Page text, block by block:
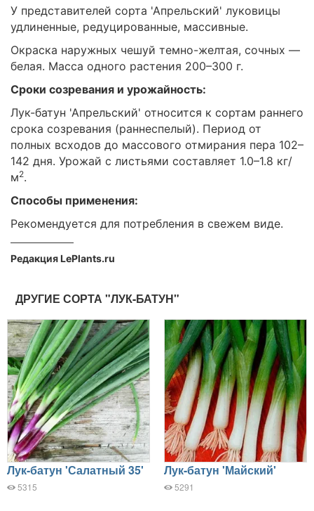
У представителей сорта 'Апрельский' луковицы
удлиненные, редуцированные, массивные.
Окраска наружных чешуй темно-желтая, сочных —
белая. Масса одного растения 200–300 г.
Сроки созревания и урожайность:
Лук-батун 'Апрельский' относится к сортам раннего
срока созревания (раннеспелый). Период от
полных всходов до массового отмирания пера 102–
142 дня. Урожай с листьями составляет 1.0–1.8 кг/
м2.
Способы применения:
Рекомендуется для потребления в свежем виде.
Редакция LePlants.ru
ДРУГИЕ СОРТА "ЛУК-БАТУН"
Лук-батун 'Салатный 35'
5315
Лук-батун 'Майский'
5291